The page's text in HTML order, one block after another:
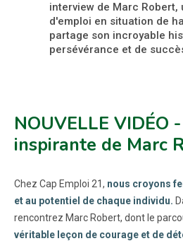
interview de Marc Robert,
d'emploi en situation de
partage son incroyable
persévérance et de
NOUVELLE VIDÉO
inspirante de Marc
Chez Cap Emploi 21, nous croyons
et au potentiel de chaque individu.
rencontrez Marc Robert, dont le
véritable leçon de courage et de